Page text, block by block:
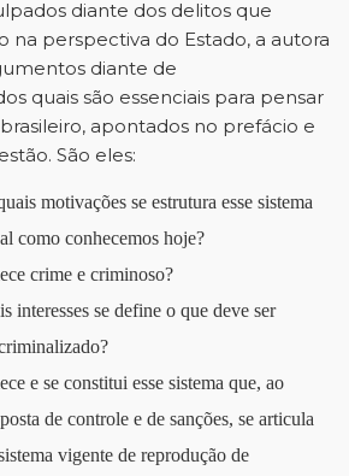
diante dos delitos que
na perspectiva do Estado, a autora
diante de
quais são essenciais para pensar
apontados no prefácio e
São eles:
motivações se estrutura esse sistema
como conhecemos hoje?
crime e criminoso?
interesses se define o que deve ser
e se constitui esse sistema que, ao
de controle e de sanções, se articula
vigente de reprodução de